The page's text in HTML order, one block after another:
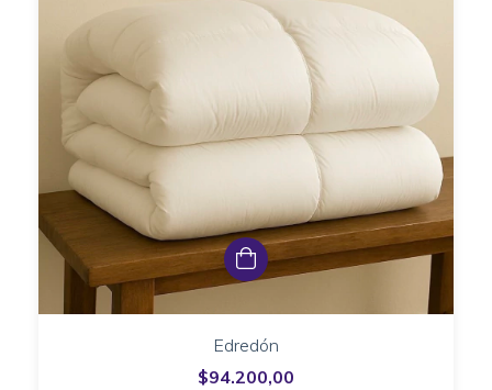
Edredón
$94.200,00